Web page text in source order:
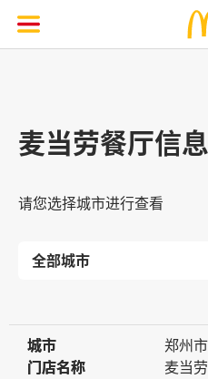
麦当劳餐厅信
请您选择城市进行查看
城市
城市
郑州市
门店名称
门店名称
麦当